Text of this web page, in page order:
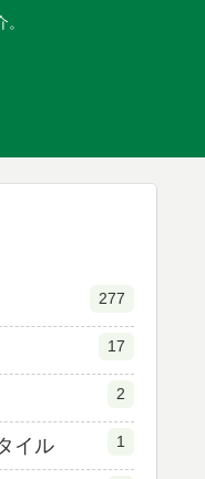
277
17
2
イル 1